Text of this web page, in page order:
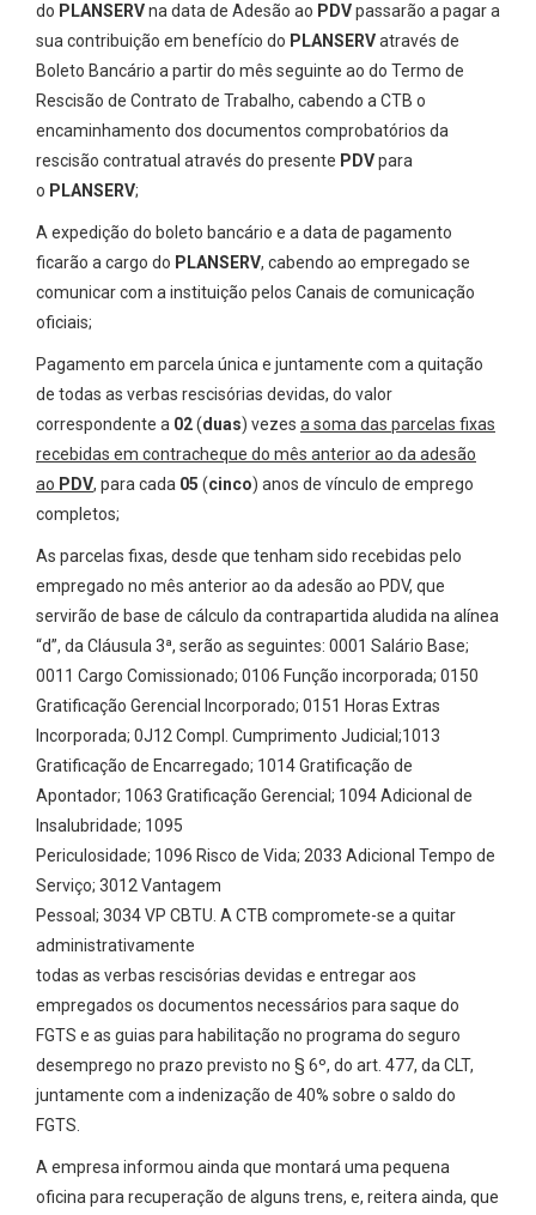
do PLANSERVna data de Adesão ao PDVpassarão a pagar a
sua contribuição em benefício do PLANSERVatravés de
Boleto Bancário a partir do mês seguinte ao do Termo de
Rescisão de Contrato de Trabalho, cabendo a CTB o
encaminhamento dos documentos comprobatórios da
rescisão contratual através do presente PDVpara
o PLANSERV;
A expedição do boleto bancário e a data de pagamento
ficarão a cargo do PLANSERV, cabendo ao empregado se
comunicar com a instituição pelos Canais de comunicação
oficiais;
Pagamento em parcela única e juntamente com a quitação
de todas as verbas rescisórias devidas, do valor
correspondente a 02(duas) vezes a soma das parcelas fixas
recebidas em contracheque do mês anterior ao da adesão
ao PDV, para cada 05 (cinco) anos de vínculo de emprego
completos;
As parcelas fixas, desde que tenham sido recebidas pelo
empregado no mês anterior ao da adesão ao PDV, que
servirão de base de cálculo da contrapartida aludida na alínea
“d”, da Cláusula 3ª, serão as seguintes: 0001 Salário Base;
0011 Cargo Comissionado; 0106 Função incorporada; 0150
Gratificação Gerencial Incorporado; 0151 Horas Extras
Incorporada; 0J12 Compl. Cumprimento Judicial;1013
Gratificação de Encarregado; 1014 Gratificação de
Apontador; 1063 Gratificação Gerencial; 1094 Adicional de
Insalubridade; 1095
Periculosidade; 1096 Risco de Vida; 2033 Adicional Tempo de
Serviço; 3012 Vantagem
Pessoal; 3034 VP CBTU. A CTB compromete-se a quitar
administrativamente
todas as verbas rescisórias devidas e entregar aos
empregados os documentos necessários para saque do
FGTS e as guias para habilitação no programa do seguro
desemprego no prazo previsto no § 6º, do art. 477, da CLT,
juntamente com a indenização de 40% sobre o saldo do
FGTS.
A empresa informou ainda que montará uma pequena
oficina para recuperação de alguns trens, e, reitera ainda, que